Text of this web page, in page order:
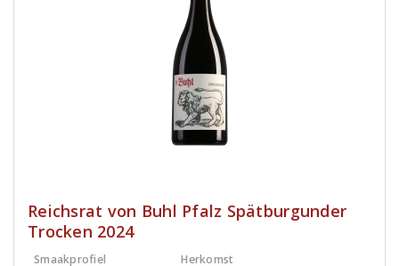
Reichsrat von Buhl Pfalz Spätburgunder
Trocken 2024
Smaakprofiel Herkomst